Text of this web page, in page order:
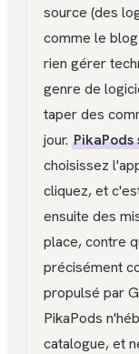
source (des
comme le
rien gérer
genre de
taper des
jour.
choisissez
cliquez, et
ensuite des
place, contre
précisément
propulsé par
PikaPods
catalogue, et